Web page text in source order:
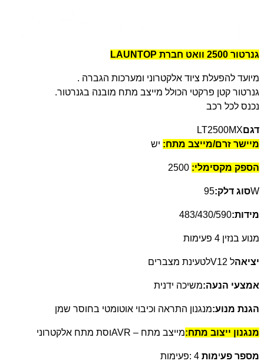
גנרטור 2500 וואט חברת LAUNTOP
מיועד להפעלת ציוד אלקטרוני ומערכות הגברה .
גנרטור קטן פרקטי הכולל מייצב מתח מובנה בגנרטור.
נכנס לכל רכב
דגםLT2500MX
מיישר זרם/מייצב מתח: יש
הספק מקסימלי:
Wסוג דלק:95
מידות:483/430/590
מנוע בנזין 4 פעימות
יציאהל V12לטעינת מצברים
אמצעי הנעה:משיכה ידנית
הגנת מנוע:מנגנון התראה וכיבוי אוטומטי בחוסר שמן
מנגנון ייצוב מתח:מייצב מתח AVR –וסת מתח אלקטרוני
מספר פעימות : 4פעימות